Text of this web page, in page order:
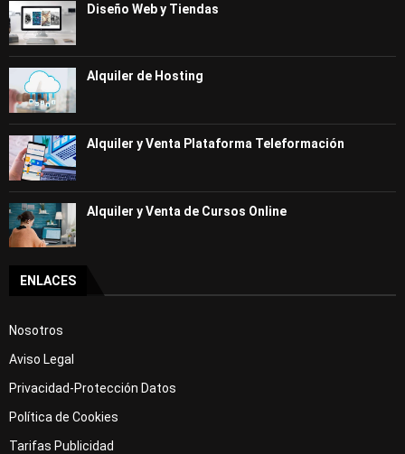
Diseño Web y Tiendas
Alquiler de Hosting
Alquiler y Venta Plataforma Teleformación
Alquiler y Venta de Cursos Online
ENLACES
Nosotros
Aviso Legal
Privacidad-Protección Datos
Política de Cookies
Tarifas Publicidad